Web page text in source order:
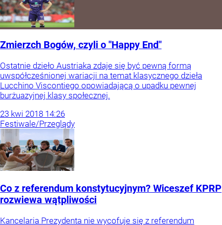
Zmierzch Bogów, czyli o "Happy End"
Ostatnie dzieło Austriaka zdaje się być pewną formą
uwspółcześnionej wariacji na temat klasycznego dzieła
Lucchino Viscontiego opowiadającą o upadku pewnej
burżuazyjnej klasy społecznej.
23 kwi 2018 14:26
Festiwale/Przeglądy
Co z referendum konstytucyjnym? Wiceszef KPRP
rozwiewa wątpliwości
Kancelaria Prezydenta nie wycofuje się z referendum